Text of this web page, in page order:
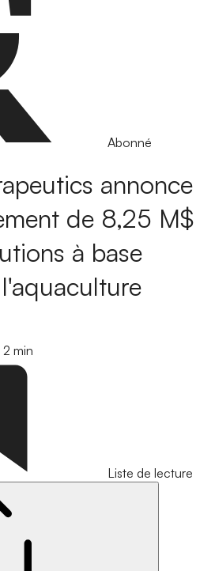
Abonné
annonce
de 8,25 M$
à base
2 min
Liste de lecture